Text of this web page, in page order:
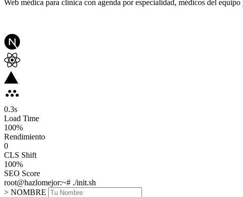
Web médica para clínica con agenda por especialidad, médicos del
0.3s
Load Time
100%
Rendimiento
0
CLS Shift
100%
SEO Score
root@hazlomejor:~# ./init.sh
> NOMBRE